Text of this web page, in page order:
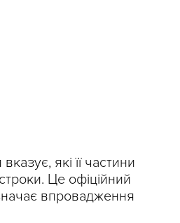
які її частини
Це офіційний
впровадження